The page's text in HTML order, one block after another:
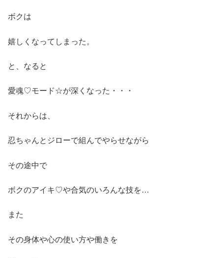
ボクは
嬉しくなってしまった。
と、なると
愛魂♡モード☆が深くなった・・・
それからは、
忍ちゃんとジローで組んでやらせながら
その途中で
ボクのアイキ♡や合気のいろんな技を…
また
その身体や心の使い方や働きを